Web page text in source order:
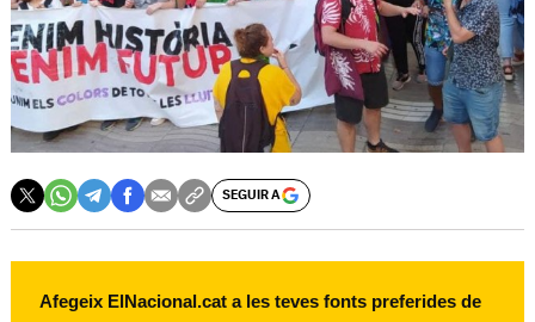
SEGUIR A
Afegeix ElNacional.cat a les teves fonts preferides de